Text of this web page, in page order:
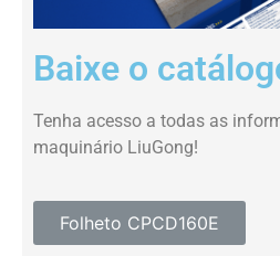
Baixe o
Tenha acesso a todas as
maquinário LiuGong!
Folheto CPCD160E